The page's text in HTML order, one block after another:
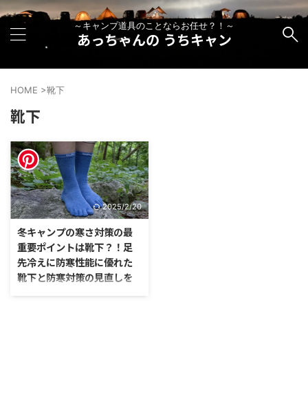
～キャンプ道具のことならお任せ？！～
あっちゃんの うちキャン
HOME >靴下
靴下
2025/2/20
冬キャンプの寒さ対策の最
重要ポイントは靴下？！足
先冷えに防寒性能に優れた
靴下と防寒対策の見直しを